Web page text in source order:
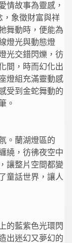
情故事為靈感，
，象徵財富與祥
舞動時，便能為
燈光與動態燈
光交錯閃爍，彷
間，時而幻化出
燈組充滿靈動感
受到金蛇舞動的
。
。蘭湖燈區的
繞，彷彿夜空中
讓整片空間都變
童話世界，讓人
的藍紫色光環閃
出迷幻又夢幻的